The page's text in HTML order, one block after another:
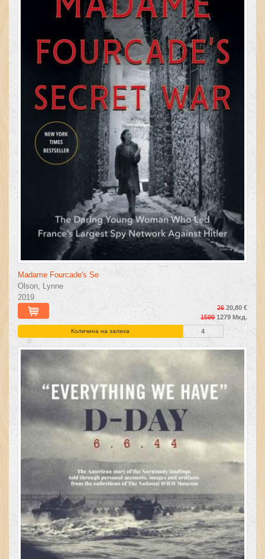
Madame Fourcade's Se
Olson, Lynne
2019
2620,80 €
1599 1279 Мкд.
Количина на залиха 4